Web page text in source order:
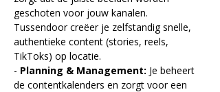
geschoten voor jouw kanalen.
Tussendoor creëer je zelfstandig snelle,
authentieke content (stories, reels,
TikToks) op locatie.
- Planning & Management: Je beheert
de contentkalenders en zorgt voor een